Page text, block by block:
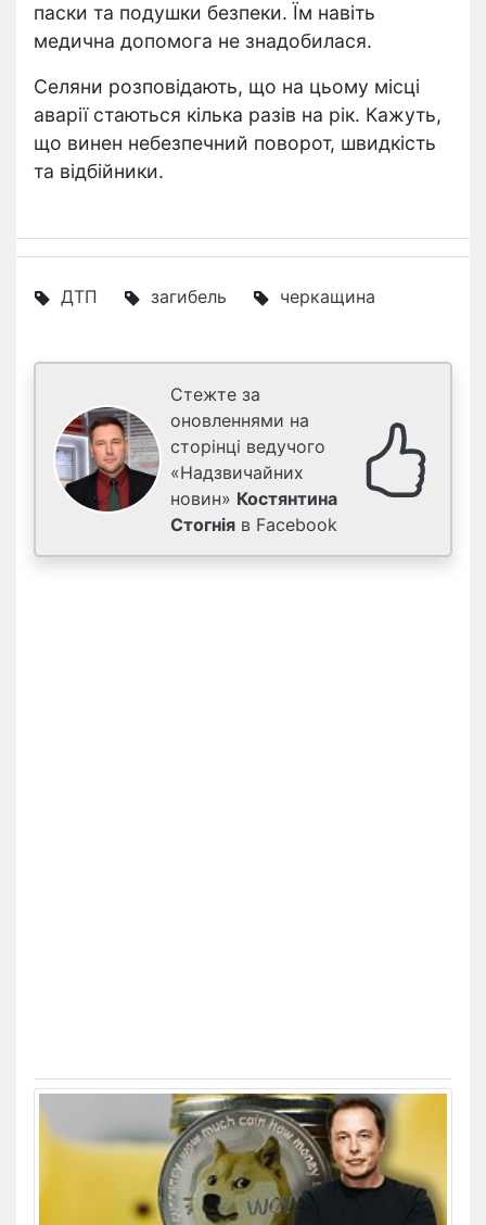
паски та подушки безпеки. Їм навіть
медична допомога не знадобилася.
Селяни розповідають, що на цьому місці
аварії стаються кілька разів на рік. Кажуть,
що винен небезпечний поворот, швидкість
та відбійники.
ДТП загибель черкащина
Стежте за
оновленнями на
сторінці ведучого
«Надзвичайних
новин» Костянтина
Стогнія в Facebook